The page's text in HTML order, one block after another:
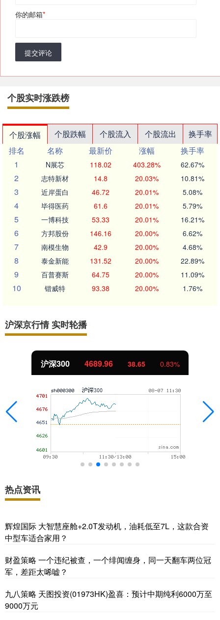
你的邮箱*
提交评论
个股实时涨跌榜
个股涨幅 个股跌幅 个股流入 个股流出
换手率
排名
名称 最新价 涨幅
换手率
1
N展芯 118.02 403.28% 62.67%
2 志特新材 14.8 20.03% 10.81%
3 近岸蛋白 46.72 20.01% 5.08%
4 毕得医药 61.6 20.01% 5.79%
5 一博科技 53.33 20.01% 16.21%
6 方邦股份 146.16 20.00% 6.62%
7 南模生物 42.9 20.00% 4.68%
8 泰金新能 131.52 20.00% 22.89%
9 百普赛斯 64.75 20.00% 11.09%
10 锴威特 93.38 20.00% 1.76%
沪深京行情 实时轮播
北证50 1129.72 6.84 0.61%
热点资讯
辉煌国际 大智慧座舱+2.0T发动机，油耗低至7L，这款合资
中型车适合家用？
财盈策略 一个违纪被查，一个绯闻缠身，同一天翻车两位冠
军，差距太唏嘘？
九八策略 天图投资(01973HK)盈喜：预计中期纯利6000万至
9000万元